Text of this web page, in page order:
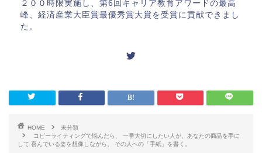
２００時限実施し、第6回キャリア教育アワードの最高
峰、経済産業大臣賞最優秀賞大賞を受賞に貢献できまし
た。
HOME
未分類
コピーライティングで悩んだら、 一番大切にしたい人が、あなたの商品を手に
して 喜んでいる姿を想像しながら、 その人への「手紙」を書く。